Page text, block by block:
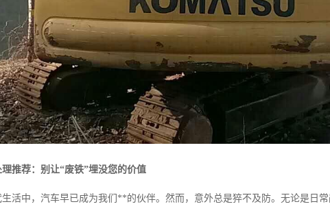
推荐：别让“废铁”埋没您的价值
活中，汽车早已成为我们**的伙伴。然而，意外总是猝不及防。无论是日